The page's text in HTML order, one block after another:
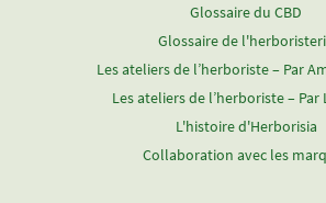
Glossaire du CBD
Glossaire de
Les ateliers de l’herboriste – Par
Les ateliers de l’herboriste – Par
L'histoire d'Herborisia
Collaboration avec les